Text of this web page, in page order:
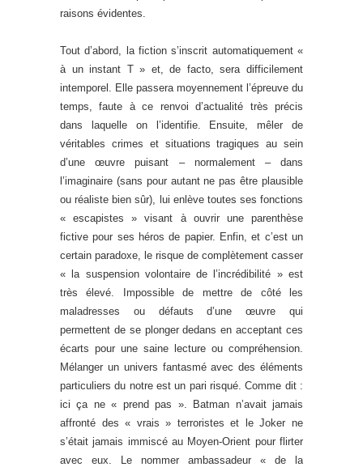
raisons évidentes.
Tout d’abord, la fiction s’inscrit automatiquement «
à un instant T » et, de facto, sera difficilement
intemporel. Elle passera moyennement l’épreuve du
temps, faute à ce renvoi d’actualité très précis
dans laquelle on l’identifie. Ensuite, mêler de
véritables crimes et situations tragiques au sein
d’une œuvre puisant – normalement – dans
l’imaginaire (sans pour autant ne pas être plausible
ou réaliste bien sûr), lui enlève toutes ses fonctions
« escapistes » visant à ouvrir une parenthèse
fictive pour ses héros de papier. Enfin, et c’est un
certain paradoxe, le risque de complètement casser
« la suspension volontaire de l’incrédibilité » est
très élevé. Impossible de mettre de côté les
maladresses ou défauts d’une œuvre qui
permettent de se plonger dedans en acceptant ces
écarts pour une saine lecture ou compréhension.
Mélanger un univers fantasmé avec des éléments
particuliers du notre est un pari risqué. Comme dit :
ici ça ne « prend pas ». Batman n’avait jamais
affronté des « vrais » terroristes et le Joker ne
s’était jamais immiscé au Moyen-Orient pour flirter
avec eux. Le nommer ambassadeur « de la